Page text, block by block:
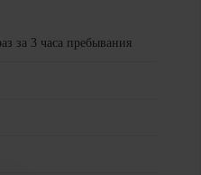
за 3 часа пребывания